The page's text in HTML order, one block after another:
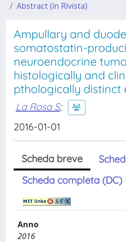
Abstract (in Rivista)
Ampullary and
somatostatin-
neuroendocrine
histologically and
pthologically distinct
La Rosa S;
2016-01-01
Scheda breve
Scheda completa (DC)
Anno
2016